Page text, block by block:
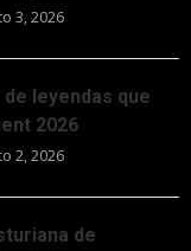
3, 2026
leyendas que
2026
2, 2026
de